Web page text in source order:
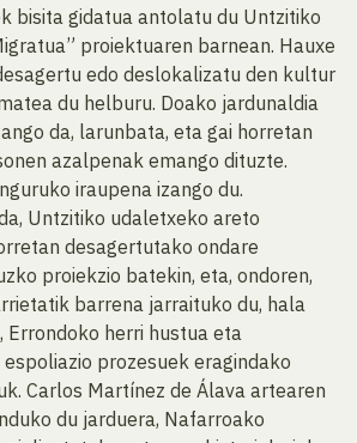
bisita gidatua antolatu du Untzitiko
proiektuaren barnean. Hauxe
edo deslokalizatu den kultur
du helburu. Doako jardunaldia
da, larunbata, eta gai horretan
azalpenak emango dituzte.
iraupena izango du.
Untzitiko udaletxeko areto
desagertutako ondare
proiekzio batekin, eta, ondoren,
barrena jarraituko du, hala
Errondoko herri hustua eta
prozesuek eragindako
Carlos Martínez de Álava artearen
du jarduera, Nafarroako